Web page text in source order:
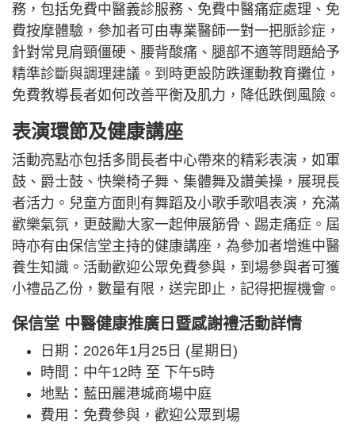
務，包括免費中醫義診服務、免費中醫痛症處理、免
費按摩體驗，參加者可由專業醫師一對一把脈診症，
針對常見肩頸僵硬、腰背酸痛、腿部不適等問題給予
精準診斷與調理建議。到時更設防跌運動教育攤位，
免費教導長者如何改善平衡及肌力，降低跌倒風險。
表演環節及健康講座
活動亮點亦包括多間長者中心帶來的精彩表演，如軍
鼓、爵士鼓、快樂椅子舞、集體舞及讚美操，展現長
者活力。兒童方面則有舞蹈及小歌手歌唱表演，充滿
歡樂氣氛，更鼓勵大家一起伸展筋骨、踢走痛症。屆
時亦有由保信堂主持的健康講座，為參加者增進中醫
養生知識。活動歡迎公眾免費參與，到場參與者可獲
小禮品乙份，數量有限，送完即止，記得把握機會。
保信堂 中醫健康推廣日暨感謝禮活動詳情
日期：2026年1月25日 (星期日)
時間：中午12時 至 下午5時
地點：藍田麗港城商場中庭
費用：免費參與，歡迎公眾到場